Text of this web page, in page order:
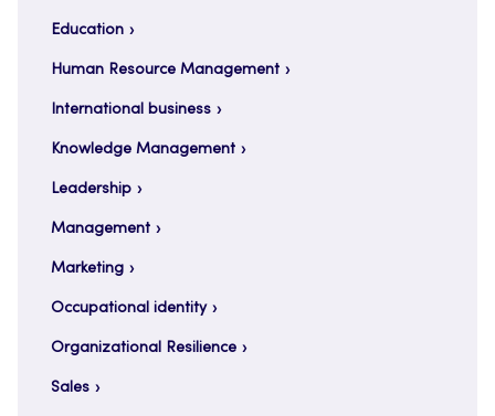
Education
Human Resource Management
International business
Knowledge Management
Leadership
Management
Marketing
Occupational identity
Organizational Resilience
Sales